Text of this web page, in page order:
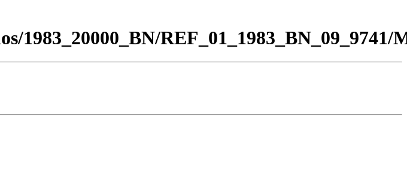
1983_20000_BN/